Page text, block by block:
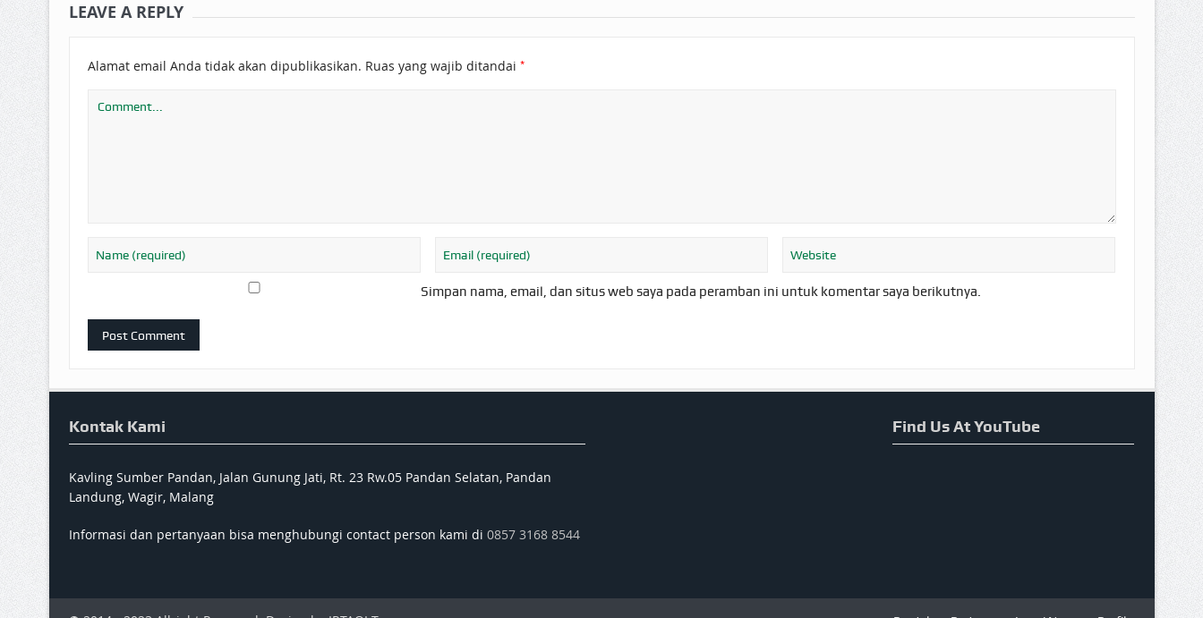
LEAVE A REPLY
Alamat email Anda tidak akan dipublikasikan. Ruas yang wajib ditandai *
Simpan nama, email, dan situs web saya pada peramban ini untuk komentar saya berikutnya.
Kontak Kami
Kavling Sumber Pandan, Jalan Gunung Jati, Rt. 23 Rw.05 Pandan Selatan, Pandan
Landung, Wagir, Malang
Informasi dan pertanyaan bisa menghubungi contact person kami di 0857 3168 8544
Find Us At YouTube